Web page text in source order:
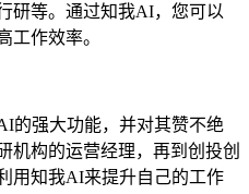
研等。通过知我AI，您可以
工作效率。
的强大功能，并对其赞不绝
机构的运营经理，再到创投创
用知我AI来提升自己的工作